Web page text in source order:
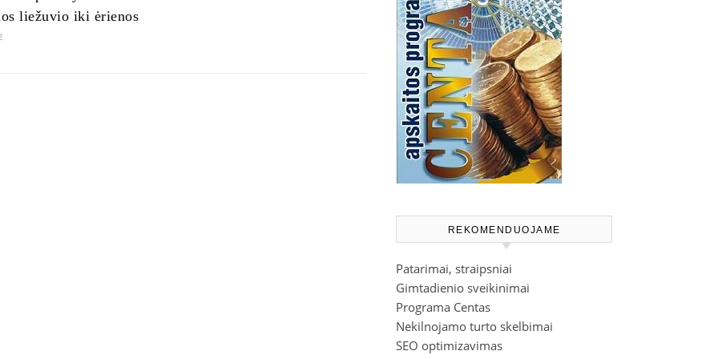
liežuvio iki ėrienos
REKOMENDUOJAME
Patarimai, straipsniai
Gimtadienio sveikinimai
Programa Centas
Nekilnojamo turto skelbimai
SEO optimizavimas